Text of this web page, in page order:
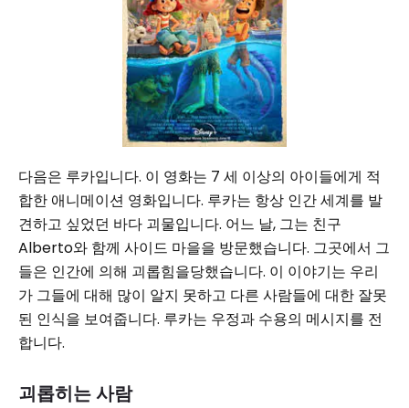
다음은 루카입니다. 이 영화는 7 세 이상의 아이들에게 적
합한 애니메이션 영화입니다. 루카는 항상 인간 세계를 발
견하고 싶었던 바다 괴물입니다. 어느 날, 그는 친구
Alberto와 함께 사이드 마을을 방문했습니다. 그곳에서 그
들은 인간에 의해 괴롭힘을당했습니다. 이 이야기는 우리
가 그들에 대해 많이 알지 못하고 다른 사람들에 대한 잘못
된 인식을 보여줍니다. 루카는 우정과 수용의 메시지를 전
합니다.
괴롭히는 사람